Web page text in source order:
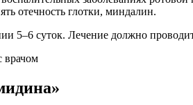
отечность глотки, миндалин.
5–6 суток. Лечение должно